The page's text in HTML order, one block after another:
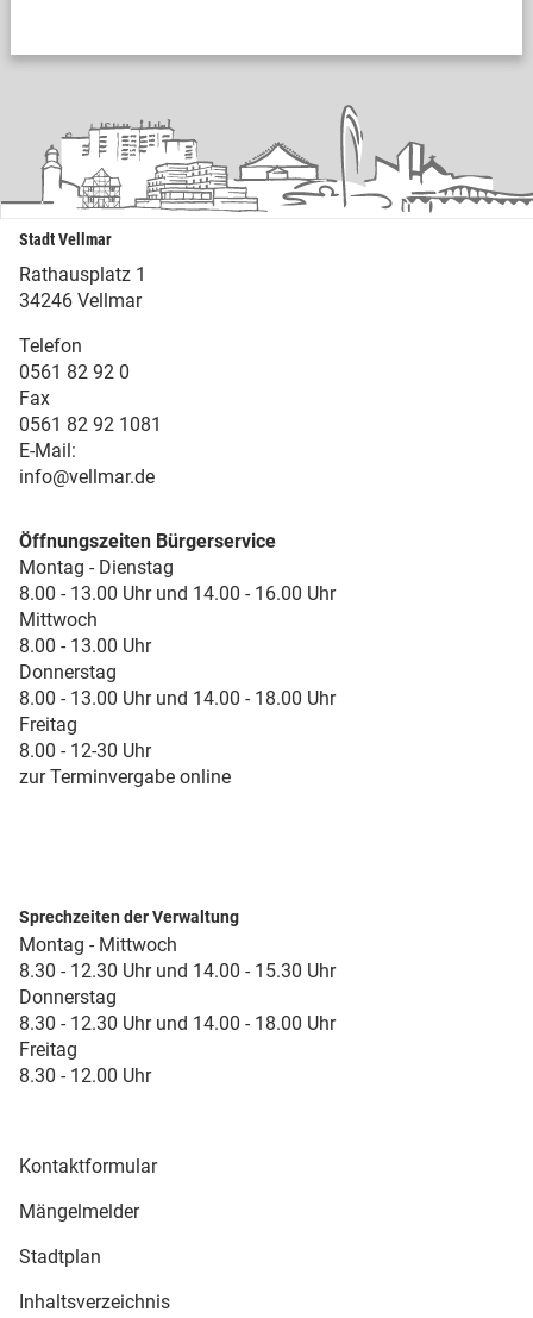
Stadt Vellmar
Rathausplatz 1
34246 Vellmar
Telefon
0561 82 92 0
Fax
0561 82 92 1081
E-Mail:
info@vellmar.de
Öffnungszeiten Bürgerservice
Montag - Dienstag
8.00 - 13.00 Uhr und 14.00 - 16.00 Uhr
Mittwoch
8.00 - 13.00 Uhr
Donnerstag
8.00 - 13.00 Uhr und 14.00 - 18.00 Uhr
Freitag
8.00 - 12-30 Uhr
zur Terminvergabe online
Sprechzeiten der Verwaltung
Montag - Mittwoch
8.30 - 12.30 Uhr und 14.00 - 15.30 Uhr
Donnerstag
8.30 - 12.30 Uhr und 14.00 - 18.00 Uhr
Freitag
8.30 - 12.00 Uhr
Kontaktformular
Mängelmelder
Stadtplan
Inhaltsverzeichnis